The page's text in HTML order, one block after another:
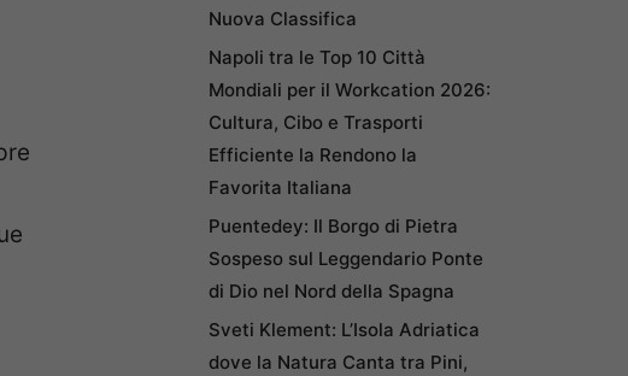
Nuova Classifica
Napoli tra le Top 10 Città
Mondiali per il Workcation 2026:
Cultura, Cibo e Trasporti
Efficiente la Rendono la
Favorita Italiana
Puentedey: Il Borgo di Pietra
Sospeso sul Leggendario Ponte
di Dio nel Nord della Spagna
Sveti Klement: L’Isola Adriatica
dove la Natura Canta tra Pini,